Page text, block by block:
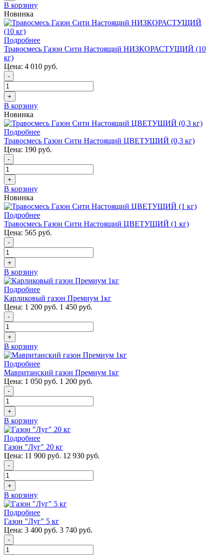
В корзину
Новинка
Подробнее
Травосмесь Газон Сити Настоящий НИЗКОРАСТУЩИЙ (10
кг)
Цена: 4 010 руб.
-
+
В корзину
Новинка
Подробнее
Травосмесь Газон Сити Настоящий ЦВЕТУЩИЙ (0,3 кг)
Цена: 190 руб.
-
+
В корзину
Новинка
Подробнее
Травосмесь Газон Сити Настоящий ЦВЕТУЩИЙ (1 кг)
Цена: 565 руб.
-
+
В корзину
Подробнее
Карликовый газон Премиум 1кг
Цена: 1 200 руб. 1 450 руб.
-
+
В корзину
Подробнее
Мавританский газон Премиум 1кг
Цена: 1 050 руб. 1 200 руб.
-
+
В корзину
Подробнее
Газон "Луг" 20 кг
Цена: 11 900 руб. 12 930 руб.
-
+
В корзину
Подробнее
Газон "Луг" 5 кг
Цена: 3 400 руб. 3 740 руб.
-